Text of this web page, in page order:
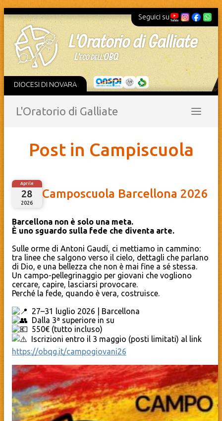
Seguici su
DIOCESI DI NOVARA
L'Oratorio di Galliate
Post in Campiscuola
Aprile
28
2026
Camposcuola Barcellona 2026
Barcellona non è solo una meta.
È uno sguardo sulla fede che diventa arte.
Sulle orme di Antoni Gaudí, ci mettiamo in cammino:
tra linee che salgono verso il cielo, dettagli che parlano
di Dio, e una bellezza che non è mai fine a sé stessa.
Un campo-pellegrinaggio per giovani che vogliono
cercare, capire, lasciarsi provocare.
Perché la fede, quando è vera, costruisce.
27–31 luglio 2026 | Barcellona
Dalla 3ª superiore in su
550€ (tutto incluso)
Iscrizioni entro il 3 maggio (posti limitati) al link
https://obqg.it/campogiovani26